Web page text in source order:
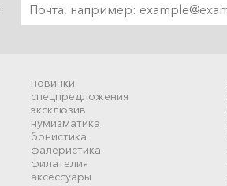
новинки
спецпредложения
эксклюзив
нумизматика
бонистика
фалеристика
филателия
аксессуары